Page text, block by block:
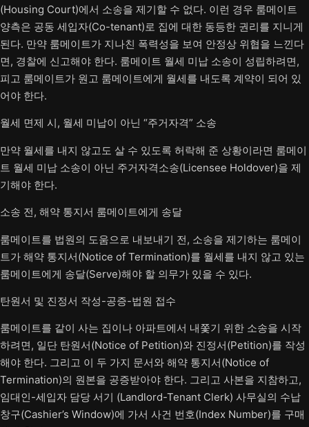
(Housing Court)에서 소송을 제기할 수 없다. 이런 경우 룸메이트
양측은 공동 세입자(Co-tenant)로 집에 대한 동등한 권리를 지니게
된다. 만약 룸메이트가 지나친 폭력성을 보여 안정상 위협을 느낀다
면, 경찰에 신고해야 한다. 룸메이트 월세 미납 소송이 성립하려면,
피고 룸메이트가 원고 룸메이트에게 월세를 내도록 계약이 되어 있
어야 한다.
월세 면제 시, 월세 미납이 아닌 “주거자격” 소송
만약 월세를 내지 않고도 살 수 있도록 허락해 준 상황이라면 룸메이
트 월세 미납 소송이 아닌 주거자격소송(Licensee Holdover)을 제
기해야 한다.
소송 전, 해약 통지서 룸메이트에게 송달
룸메이트를 법원의 도움으로 내보내기 전, 소송을 제기하는 룸메이
트가 해약 통지서(Notice of Termination)를 월세를 내지 않고 있는
룸메이트에게 송달(Serve)해야 할 의무가 있을 수 있다.
탄원서 및 진정서 작성-공증-법원 접수
룸메이트를 같이 사는 집이나 아파트에서 내쫓기 위한 소송을 시작
하려면, 일단 탄원서(Notice of Petition)와 진정서(Petition)를 작성
해야 한다. 그리고 이 두 가지 문서와 해약 통지서(Notice of
Termination)의 원본을 공증받아야 한다. 그리고 사본을 지참하고,
임대인-세입자 담당 서기 (Landlord-Tenant Clerk) 사무실의 수납
창구(Cashier’s Window)에 가서 사건 번호(Index Number)를 구매